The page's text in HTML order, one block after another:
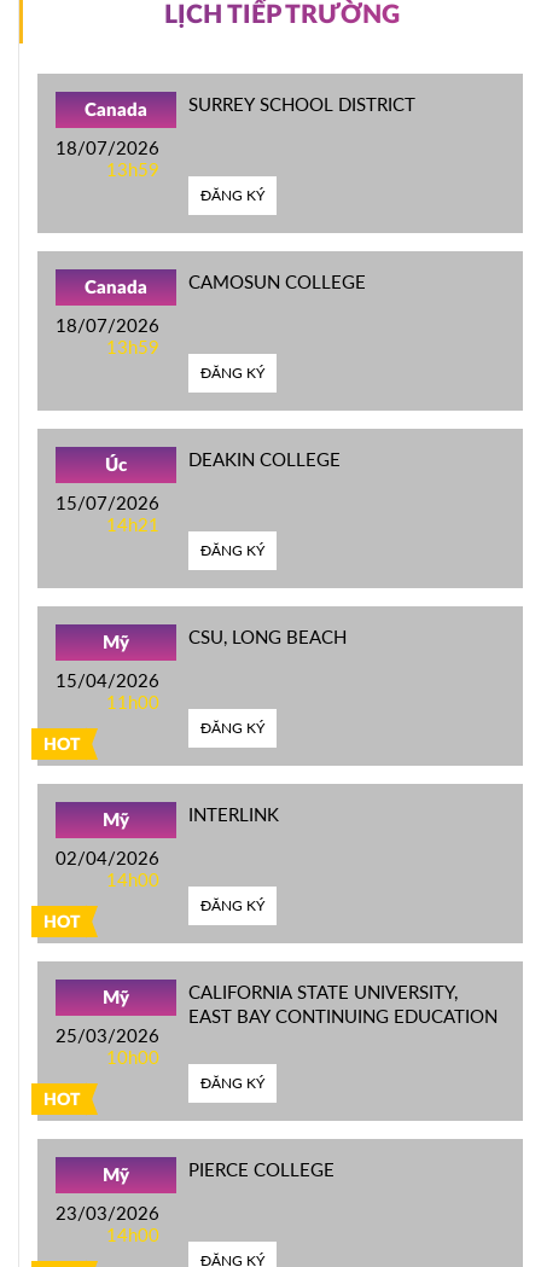
LỊCH TIẾP TRƯỜNG
Canada
18/07/2026
13h59
SURREY SCHOOL DISTRICT
ĐĂNG KÝ
Canada
18/07/2026
13h59
CAMOSUN COLLEGE
ĐĂNG KÝ
Úc
15/07/2026
14h21
DEAKIN COLLEGE
ĐĂNG KÝ
HOT
Mỹ
15/04/2026
11h00
CSU, LONG BEACH
ĐĂNG KÝ
HOT
Mỹ
02/04/2026
14h00
INTERLINK
ĐĂNG KÝ
HOT
Mỹ
25/03/2026
10h00
CALIFORNIA STATE UNIVERSITY,
EAST BAY CONTINUING EDUCATION
ĐĂNG KÝ
Mỹ
23/03/2026
14h00
PIERCE COLLEGE
ĐĂNG KÝ